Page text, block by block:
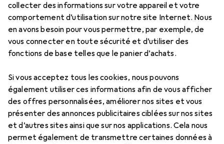
collecter des informations sur votre appareil et votre
comportement d’utilisation sur notre site Internet. Nous
en avons besoin pour vous permettre, par exemple, de
vous connecter en toute sécurité et d’utiliser des
fonctions de base telles que le panier d’achats.
Si vous acceptez tous les cookies, nous pouvons
également utiliser ces informations afin de vous afficher
des offres personnalisées, améliorer nos sites et vous
présenter des annonces publicitaires ciblées sur nos sites
et d’autres sites ainsi que sur nos applications. Cela nous
permet également de transmettre certaines données à
StarTech Micro USB Charge/Sync
Cable - St/St - Micro USB right angled
- 2m - USB to Micro USB Charge Cable
2 m, USB 2.0
Prix en EUR TVA incl.
EUR
16,05
59
Évaluations Marque
Plus de produits StarTech